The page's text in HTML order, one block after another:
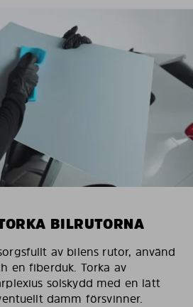
BILRUTORNA
av bilens rutor, använd
en fiberduk. Torka av
solskydd med en lätt
damm försvinner.